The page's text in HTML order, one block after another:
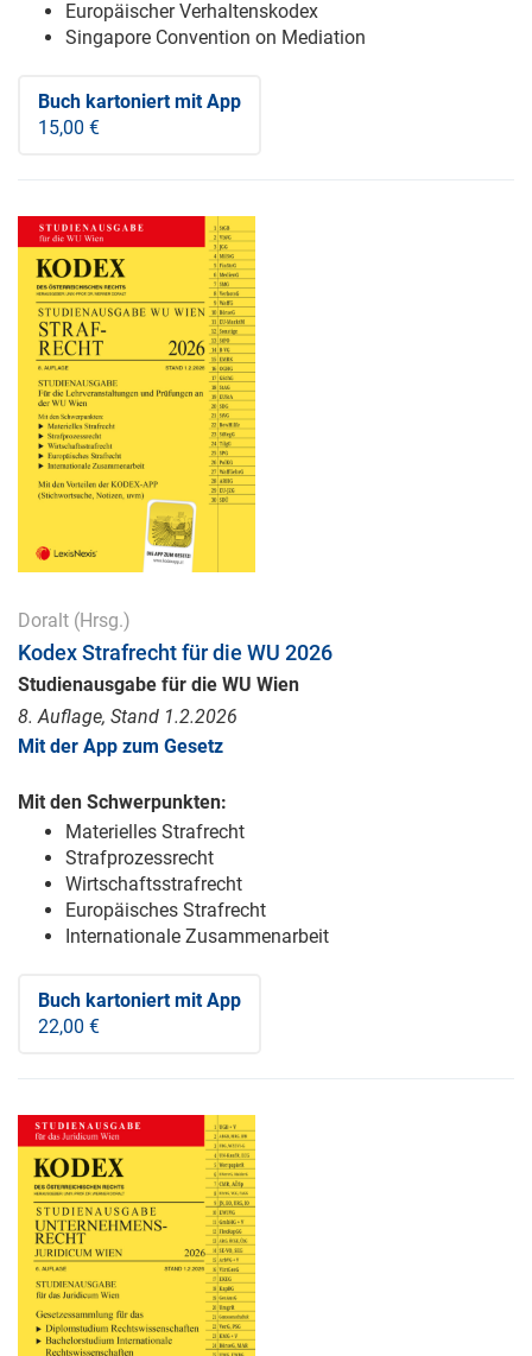
Europäischer Verhaltenskodex
Singapore Convention on Mediation
Buch kartoniertmit App
15,00 €
Doralt (Hrsg.)
Kodex Strafrecht für die WU 2026
Studienausgabe für die WU Wien
8. Auflage, Stand 1.2.2026
Mit der App zum Gesetz
Mit den Schwerpunkten:
Materielles Strafrecht
Strafprozessrecht
Wirtschaftsstrafrecht
Europäisches Strafrecht
Internationale Zusammenarbeit
Buch kartoniertmit App
22,00 €